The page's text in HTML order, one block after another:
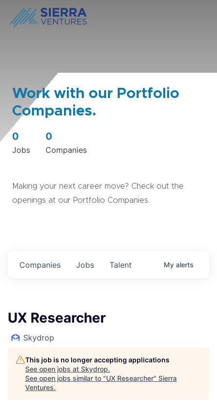
Work with our Portfolio
Companies.
0
Jobs
0
Companies
Making your next career move? Check out the
openings at our Portfolio Companies.
Jobs
Companies Talent My alerts
UX Researcher
Skydrop
This job is no longer accepting applications
See open jobs at Skydrop.
See open jobs similar to "UX Researcher" Sierra
Ventures.